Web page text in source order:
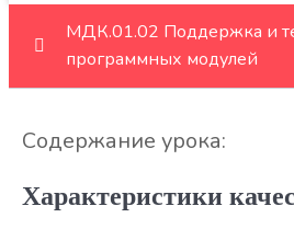
обеспечения
Что представляет собой
МДК.01.02 Поддержка и
программных модулей
Содержание урока:
Характеристики